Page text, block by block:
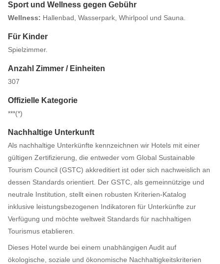
Sport und Wellness gegen Gebühr
Wellness: Hallenbad, Wasserpark, Whirlpool und Sauna.
Für Kinder
Spielzimmer.
Anzahl Zimmer / Einheiten
307
Offizielle Kategorie
***(*)
Nachhaltige Unterkunft
Als nachhaltige Unterkünfte kennzeichnen wir Hotels mit einer
gültigen Zertifizierung, die entweder vom Global Sustainable
Tourism Council (GSTC) akkreditiert ist oder sich nachweislich an
dessen Standards orientiert. Der GSTC, als gemeinnützige und
neutrale Institution, stellt einen robusten Kriterien-Katalog
inklusive leistungsbezogenen Indikatoren für Unterkünfte zur
Verfügung und möchte weltweit Standards für nachhaltigen
Tourismus etablieren.
Dieses Hotel wurde bei einem unabhängigen Audit auf
ökologische, soziale und ökonomische Nachhaltigkeitskriterien